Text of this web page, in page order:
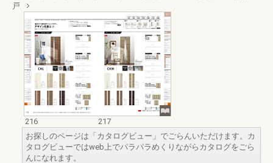
戸
216
217
お探しのページは「カタログビュー」でごらんいただけます。カ
タログビューではweb上でパラパラめくりながらカタログをごら
んになれます。